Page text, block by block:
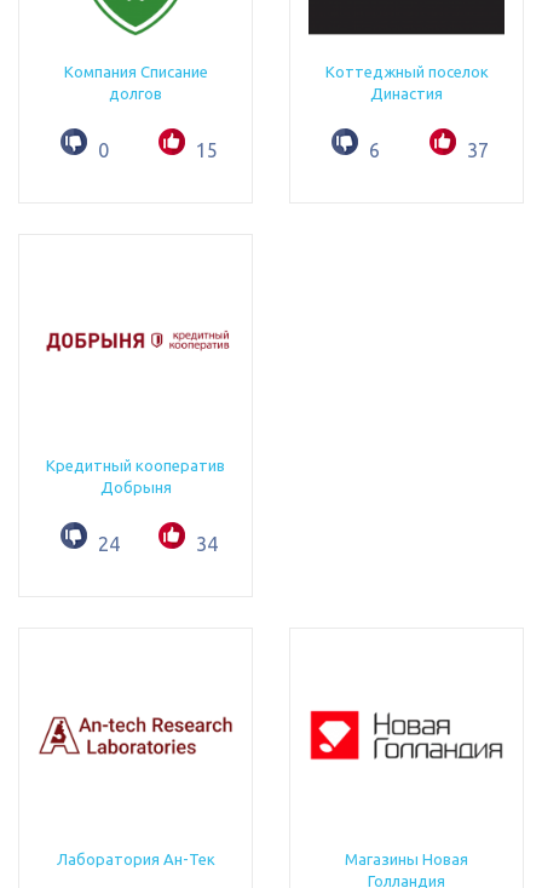
Компания Списание
долгов
0 15
Коттеджный поселок
Династия
6 37
Кредитный кооператив
Добрыня
24 34
Лаборатория Ан-Тек
Магазины Новая
Голландия